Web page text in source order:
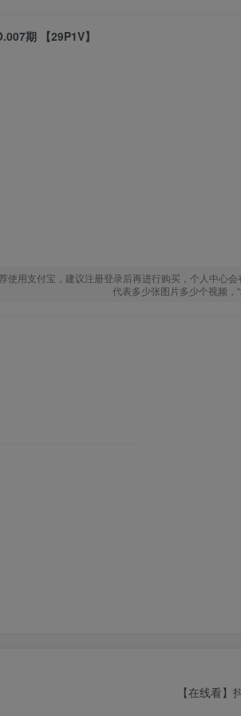
期 【29P1V】
使用支付宝，建议注册登录后再进行购买，个人中心会
代表多少张图片多少个视频，
【在线看】